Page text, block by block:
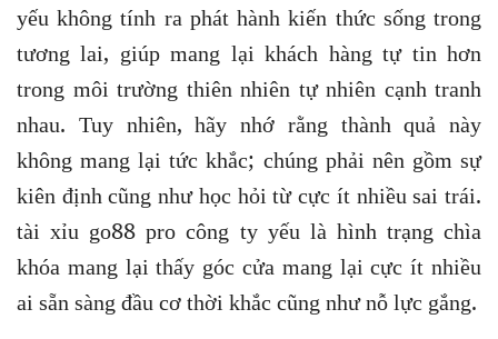
yếu không tính ra phát hành kiến thức sống trong
tương lai, giúp mang lại khách hàng tự tin hơn
trong môi trường thiên nhiên tự nhiên cạnh tranh
nhau. Tuy nhiên, hãy nhớ rằng thành quả này
không mang lại tức khắc; chúng phải nên gồm sự
kiên định cũng như học hỏi từ cực ít nhiều sai trái.
tài xỉu go88 pro công ty yếu là hình trạng chìa
khóa mang lại thấy góc cửa mang lại cực ít nhiều
ai sẵn sàng đầu cơ thời khắc cũng như nỗ lực gắng.